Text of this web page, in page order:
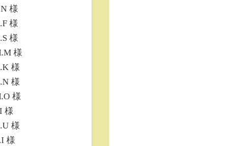
様
様
様
様
様
様
様
様
様
様